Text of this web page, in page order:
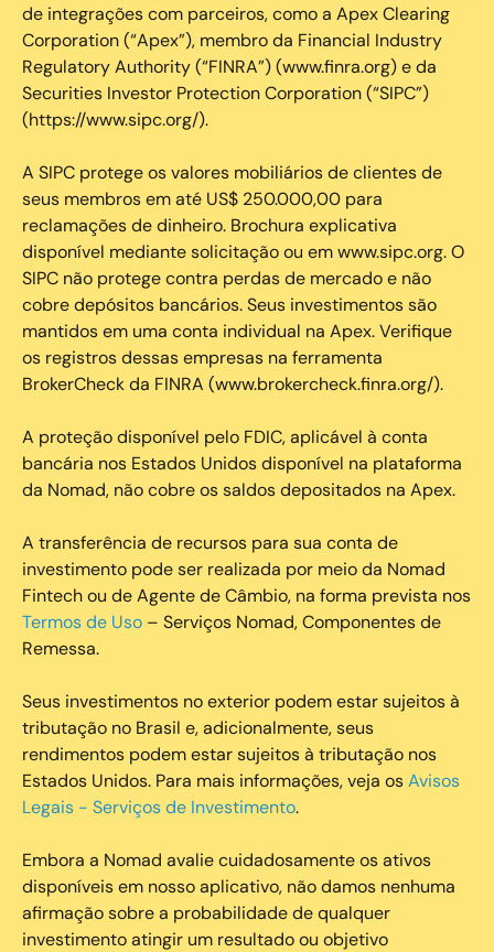
de integrações com parceiros, como a Apex Clearing
Corporation (“Apex”), membro da Financial Industry
Regulatory Authority (“FINRA”) (www.finra.org) e da
Securities Investor Protection Corporation (“SIPC”)
(https://www.sipc.org/).
A SIPC protege os valores mobiliários de clientes de
seus membros em até US$ 250.000,00 para
reclamações de dinheiro. Brochura explicativa
disponível mediante solicitação ou em www.sipc.org. O
SIPC não protege contra perdas de mercado e não
cobre depósitos bancários. Seus investimentos são
mantidos em uma conta individual na Apex. Verifique
os registros dessas empresas na ferramenta
BrokerCheck da FINRA (www.brokercheck.finra.org/).
A proteção disponível pelo FDIC, aplicável à conta
bancária nos Estados Unidos disponível na plataforma
da Nomad, não cobre os saldos depositados na Apex.
A transferência de recursos para sua conta de
investimento pode ser realizada por meio da Nomad
Fintech ou de Agente de Câmbio, na forma prevista nos
Termos de Uso – Serviços Nomad, Componentes de
Remessa.
Seus investimentos no exterior podem estar sujeitos à
tributação no Brasil e, adicionalmente, seus
rendimentos podem estar sujeitos à tributação nos
Estados Unidos. Para mais informações, veja osAvisos
Legais - Serviços de Investimento.
Embora a Nomad avalie cuidadosamente os ativos
disponíveis em nosso aplicativo, não damos nenhuma
afirmação sobre a probabilidade de qualquer
investimento atingir um resultado ou objetivo